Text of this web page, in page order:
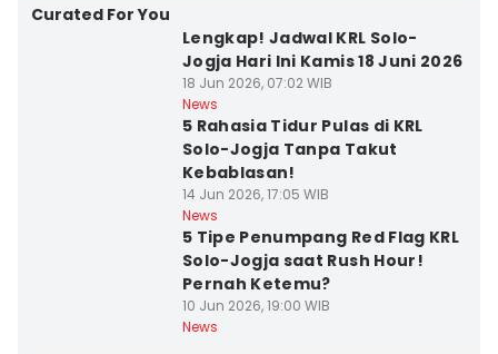
Curated For You
Lengkap! Jadwal KRL Solo-
Jogja Hari Ini Kamis 18 Juni 2026
18 Jun 2026, 07:02 WIB
News
5 Rahasia Tidur Pulas di KRL
Solo-Jogja Tanpa Takut
Kebablasan!
14 Jun 2026, 17:05 WIB
News
5 Tipe Penumpang Red Flag KRL
Solo-Jogja saat Rush Hour!
Pernah Ketemu?
10 Jun 2026, 19:00 WIB
News